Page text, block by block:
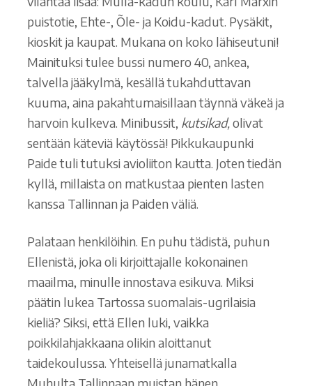
puistotie, Ehte-, Õle- ja Koidu-kadut. Pysäkit,
kioskit ja kaupat. Mukana on koko lähiseutuni!
Mainituksi tulee bussi numero 40, ankea,
talvella jääkylmä, kesällä tukahduttavan
kuuma, aina pakahtumaisillaan täynnä väkeä ja
harvoin kulkeva. Minibussit, kutsikad,olivat
sentään käteviä käytössä! Pikkukaupunki
Paide tuli tutuksi avioliiton kautta. Joten tiedän
kyllä, millaista on matkustaa pienten lasten
kanssa Tallinnan ja Paiden väliä.
Palataan henkilöihin. En puhu tädistä, puhun
Ellenistä, joka oli kirjoittajalle kokonainen
maailma, minulle innostava esikuva. Miksi
päätin lukea Tartossa suomalais-ugrilaisia
kieliä? Siksi, että Ellen luki, vaikka
poikkilahjakkaana olikin aloittanut
taidekoulussa. Yhteisellä junamatkalla